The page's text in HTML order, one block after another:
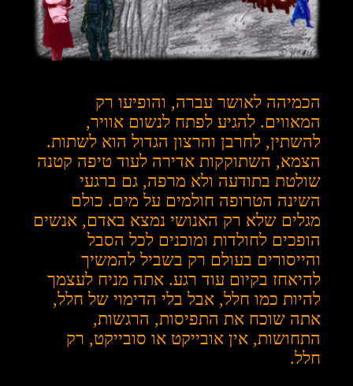
הכמיהה לאושר עברה, והופיעו רק
המאווים. להגיע לפתח לנשום אוויר,
להשתין, לחרבן והרצון הגדול הוא לשתות.
הצמא, השתוקקות אדירה לעוד טיפה קטנה
שולטת בתודעה ולא מרפה, גם ברגעי
השינה הטרופה חולמים על מים. כולם
מגלים שלא רק האנושי נמצא באדם, אנשים
הופכים לחולדות ומוכנים לכל הסבל
והייסורים בעולם רק בשביל להמשיך
להיאחז בקיום עוד רגע. אתה מניח לעצמך
להיות כמו חלל, אבל בלי הדימוי של חלל,
אתה שוכח את התפיסות, הרגשות,
התחושות, אין אובייקט או סובייקט, רק
חלל.